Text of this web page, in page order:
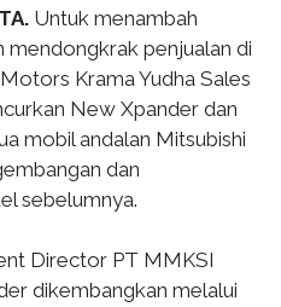
Untuk menambah
mendongkrak penjualan di
Krama Yudha Sales
New Xpander dan
mobil andalan Mitsubishi
dan
sebelumnya.
Director PT MMKSI
dikembangkan melalui